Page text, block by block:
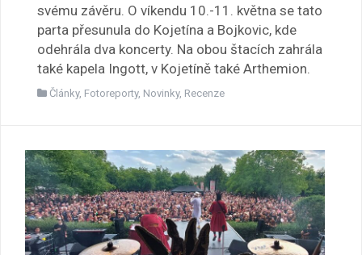
svému závěru. O víkendu 10.-11. května se tato
parta přesunula do Kojetína a Bojkovic, kde
odehrála dva koncerty. Na obou štacích zahrála
také kapela Ingott, v Kojetíně také Arthemion.
Články, Fotoreporty, Novinky, Recenze